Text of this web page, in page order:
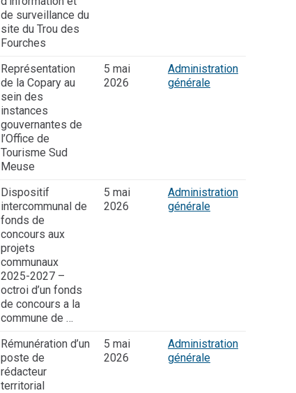
de surveillance du
site du Trou des
Fourches
Représentation
de la Copary au
sein des
instances
gouvernantes de
l’Office de
Tourisme Sud
Meuse
5 mai
2026
Administration
générale
Dispositif
intercommunal de
fonds de
concours aux
projets
communaux
2025-2027 –
octroi d’un fonds
de concours a la
commune de …
5 mai
2026
Administration
générale
Rémunération d’un
poste de
rédacteur
territorial
5 mai
2026
Administration
générale